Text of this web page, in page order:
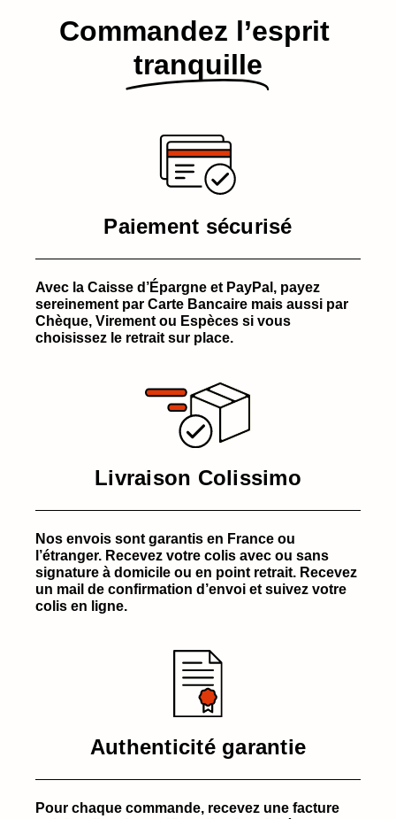
Commandez l’esprit​
tranquille
Paiement sécurisé
Avec la Caisse d’Épargne et PayPal, payez
sereinement par Carte Bancaire mais aussi par
Chèque, Virement ou Espèces si vous
choisissez le retrait sur place.
Livraison Colissimo
Nos envois sont garantis en France ou
l’étranger. Recevez votre colis avec ou sans
signature à domicile ou en point retrait. Recevez
un mail de confirmation d’envoi et suivez votre
colis en ligne.
Authenticité garantie
Pour chaque commande, recevez une facture